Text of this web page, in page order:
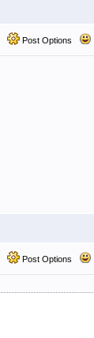
Post Options
Post Options